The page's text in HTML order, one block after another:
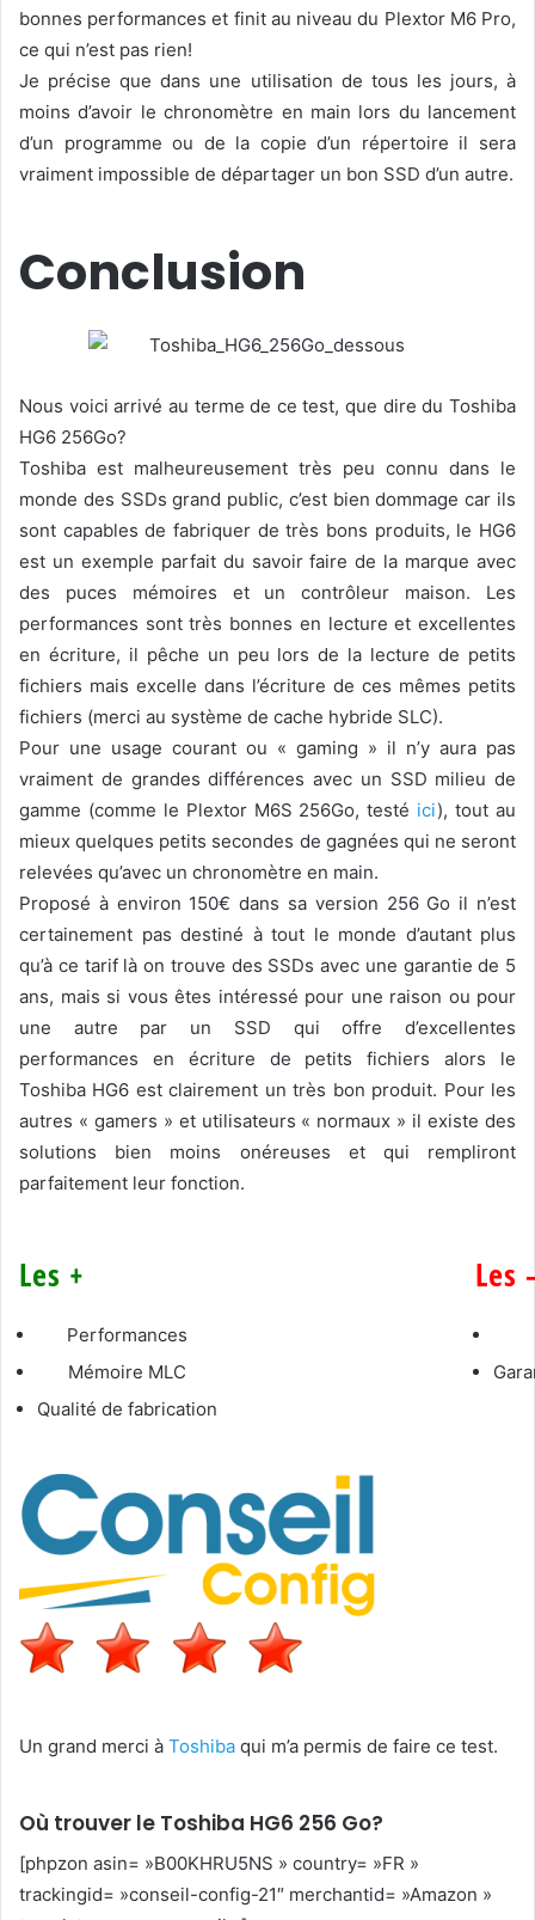
bonnes performances et finit au niveau du Plextor M6 Pro,
ce qui n’est pas rien!
Je précise que dans une utilisation de tous les jours, à
moins d’avoir le chronomètre en main lors du lancement
d’un programme ou de la copie d’un répertoire il sera
vraiment impossible de départager un bon SSD d’un autre.
Conclusion
Nous voici arrivé au terme de ce test, que dire du Toshiba
HG6 256Go?
Toshiba est malheureusement très peu connu dans le
monde des SSDs grand public, c’est bien dommage car ils
sont capables de fabriquer de très bons produits, le HG6
est un exemple parfait du savoir faire de la marque avec
des puces mémoires et un contrôleur maison. Les
performances sont très bonnes en lecture et excellentes
en écriture, il pêche un peu lors de la lecture de petits
fichiers mais excelle dans l’écriture de ces mêmes petits
fichiers (merci au système de cache hybride SLC).
Pour une usage courant ou « gaming » il n’y aura pas
vraiment de grandes différences avec un SSD milieu de
gamme (comme le Plextor M6S 256Go, testé ici), tout au
mieux quelques petits secondes de gagnées qui ne seront
relevées qu’avec un chronomètre en main.
Proposé à environ 150€ dans sa version 256 Go il n’est
certainement pas destiné à tout le monde d’autant plus
qu’à ce tarif là on trouve des SSDs avec une garantie de 5
ans, mais si vous êtes intéressé pour une raison ou pour
une autre par un SSD qui offre d’excellentes
performances en écriture de petits fichiers alors le
Toshiba HG6 est clairement un très bon produit. Pour les
autres « gamers » et utilisateurs « normaux » il existe des
solutions bien moins onéreuses et qui rempliront
parfaitement leur fonction.
Les +
Performances
Mémoire MLC
Qualité de fabrication
Les
Un grand merci à Toshiba qui m’a permis de faire ce test.
Où trouver le Toshiba HG6 256 Go?
[phpzon asin= »B00KHRU5NS » country= »FR »
trackingid= »conseil-config-21″ merchantid= »Amazon »